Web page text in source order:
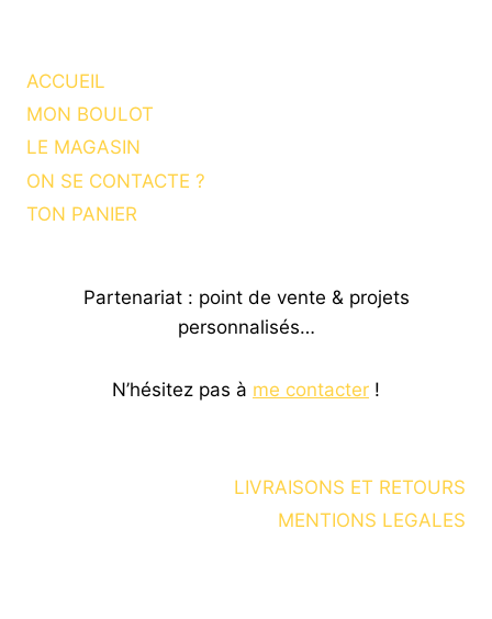
ACCUEIL
MON BOULOT
LE MAGASIN
ON SE CONTACTE ?
TON PANIER
Partenariat : point de vente & projets
personnalisés…
N’hésitez pas à me contacter !
LIVRAISONS ET RETOURS
MENTIONS LEGALES